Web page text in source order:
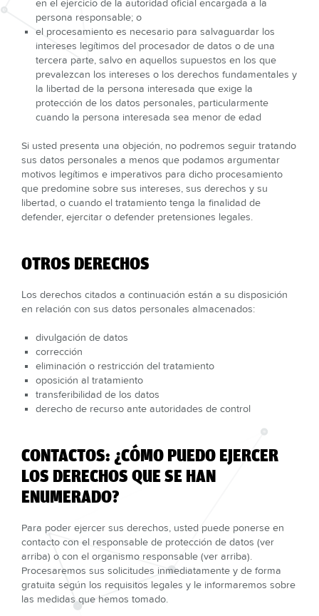
en el ejercicio de la autoridad oficial encargada a la
persona responsable; o
el procesamiento es necesario para salvaguardar los
intereses legítimos del procesador de datos o de una
tercera parte, salvo en aquellos supuestos en los que
prevalezcan los intereses o los derechos fundamentales y
la libertad de la persona interesada que exige la
protección de los datos personales, particularmente
cuando la persona interesada sea menor de edad
Si usted presenta una objeción, no podremos seguir tratando
sus datos personales a menos que podamos argumentar
motivos legítimos e imperativos para dicho procesamiento
que predomine sobre sus intereses, sus derechos y su
libertad, o cuando el tratamiento tenga la finalidad de
defender, ejercitar o defender pretensiones legales.
OTROS DERECHOS
Los derechos citados a continuación están a su disposición
en relación con sus datos personales almacenados:
divulgación de datos
corrección
eliminación o restricción del tratamiento
oposición al tratamiento
transferibilidad de los datos
derecho de recurso ante autoridades de control
CONTACTOS: ¿CÓMO PUEDO EJERCER
LOS DERECHOS QUE SE HAN
ENUMERADO?
Para poder ejercer sus derechos, usted puede ponerse en
contacto con el responsable de protección de datos (ver
arriba) o con el organismo responsable (ver arriba).
Procesaremos sus solicitudes inmediatamente y de forma
gratuita según los requisitos legales y le informaremos sobre
las medidas que hemos tomado.